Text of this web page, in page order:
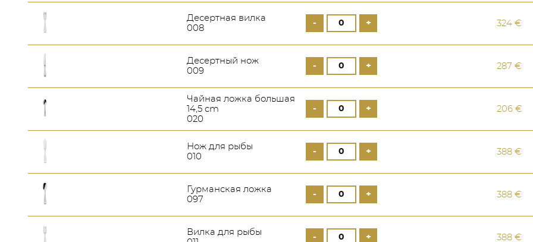
Десертная вилка
008
- + 324 €
Десертный нож
009
- + 287 €
Чайная ложка большая
14,5 cm
020
- + 206 €
Нож для рыбы
010
- + 388 €
Гурманская ложка
097
- + 388 €
Вилка для рыбы
- + 388 €